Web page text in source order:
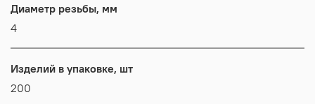
Диаметр резьбы, мм
4
Изделий в упаковке, шт
200